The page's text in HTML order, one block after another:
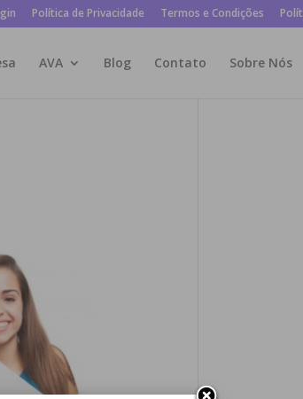
Política de Privacidade Termos e Condições
AVA Blog Contato Sobre Nós